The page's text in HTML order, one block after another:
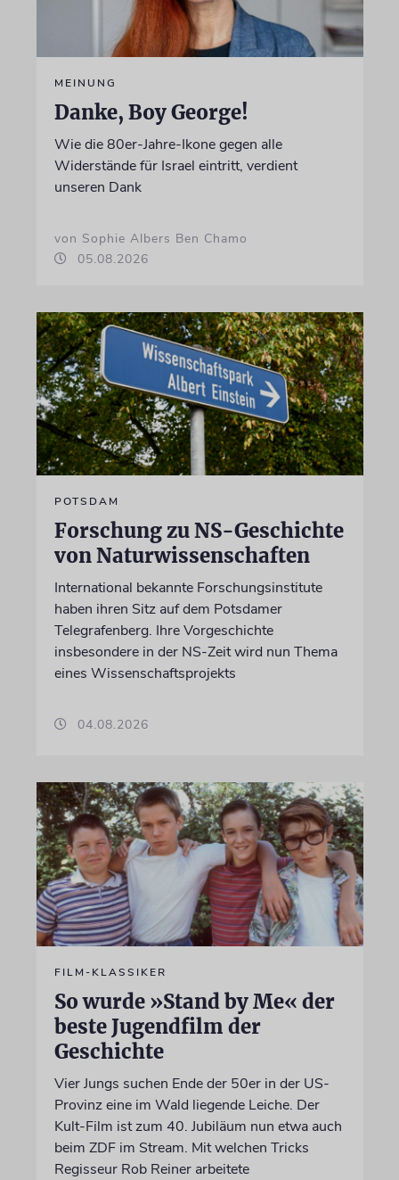
MEINUNG
Danke, Boy George!
Wie die 80er-Jahre-Ikone gegen alle
Widerstände für Israel eintritt, verdient
unseren Dank
von Sophie Albers Ben Chamo
05.08.2026
POTSDAM
Forschung zu NS-Geschichte
von Naturwissenschaften
International bekannte Forschungsinstitute
haben ihren Sitz auf dem Potsdamer
Telegrafenberg. Ihre Vorgeschichte
insbesondere in der NS-Zeit wird nun Thema
eines Wissenschaftsprojekts
04.08.2026
FILM-KLASSIKER
So wurde »Stand by Me« der
beste Jugendfilm der
Geschichte
Vier Jungs suchen Ende der 50er in der US-
Provinz eine im Wald liegende Leiche. Der
Kult-Film ist zum 40. Jubiläum nun etwa auch
beim ZDF im Stream. Mit welchen Tricks
Regisseur Rob Reiner arbeitete